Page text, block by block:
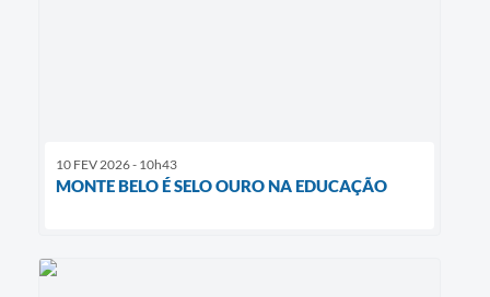
10 FEV 2026 - 10h43
MONTE BELO É SELO OURO NA EDUCAÇÃO